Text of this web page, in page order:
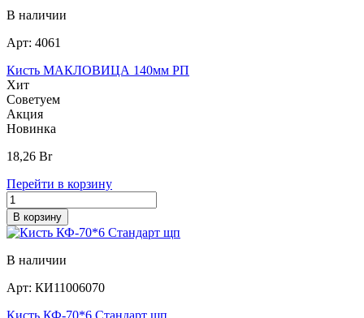
В наличии
Арт: 4061
Кисть МАКЛОВИЦА 140мм РП
Хит
Советуем
Акция
Новинка
18,26 Br
Перейти в корзину
В корзину
В наличии
Арт: КИ11006070
Кисть КФ-70*6 Стандарт щп